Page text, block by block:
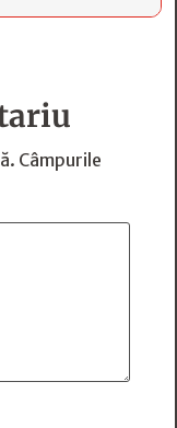
Câmpurile